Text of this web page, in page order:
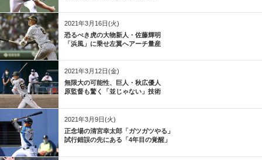
2021年3月16日(火)
恐るべき虎の大物新人・佐藤輝明
「浜風」に乗せ左翼へアーチ量産
2021年3月12日(金)
無限大の可能性、巨人・秋広優人
原監督も驚く「並じゃない」技術
2021年3月9日(火)
正念場の清宮幸太郎「ガツガツやる」
試行錯誤の先にある「4年目の覚醒」